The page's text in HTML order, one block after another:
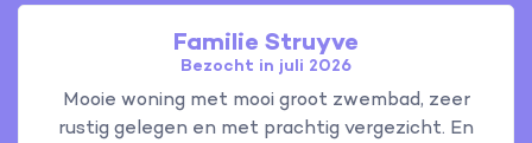
Familie Struyve
Bezocht in juli 2026
Mooie woning met mooi groot zwembad, zeer
rustig gelegen en met prachtig vergezicht. En